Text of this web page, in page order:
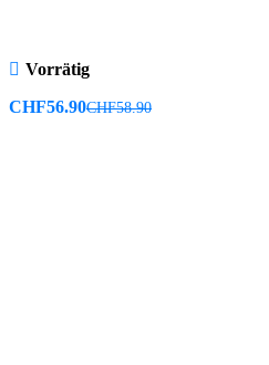
Vorrätig
CHF56.90CHF58.90